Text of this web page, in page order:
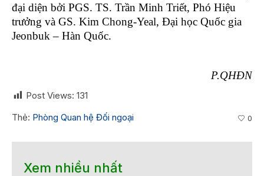
đại diện bởi PGS. TS. Trần Minh Triết, Phó Hiệu
trưởng và GS. Kim Chong-Yeal, Đại học Quốc gia
Jeonbuk – Hàn Quốc.
P.QHĐN
Post Views: 131
Thẻ: Phòng Quan hệ Đối ngoại 0
Xem nhiều nhất